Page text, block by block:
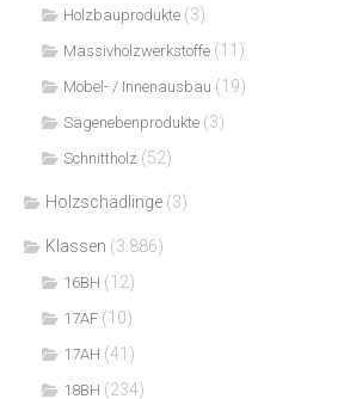
Holzbauprodukte (3)
Massivholzwerkstoffe (11)
Möbel- / Innenausbau (19)
Sägenebenprodukte (3)
Schnittholz (52)
Holzschädlinge (3)
Klassen (3.886)
16BH (12)
17AF (10)
17AH (41)
18BH (234)